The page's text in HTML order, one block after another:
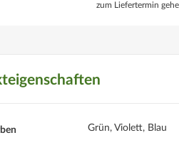
zum Liefertermin
Grün, Violett, Blau